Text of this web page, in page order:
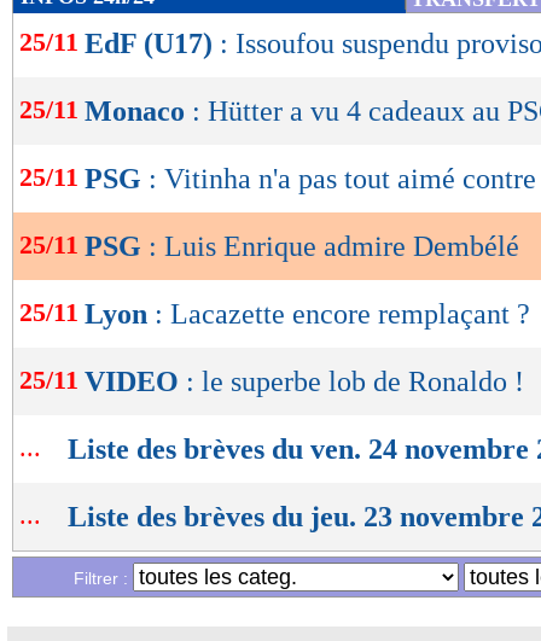
de
lecture
OK
25/11 EdF (U17) : Issoufou suspendu
25/11 Monaco : Hütter a vu 4 cadeaux au
25/11 PSG : Vitinha n'a pas tout aimé
25/11 PSG : Luis Enrique admire Dembélé
25/11 Lyon : Lacazette encore remplaçant ?
25/11 VIDEO : le superbe lob de Ronaldo !
... Liste des brèves du ven. 24 novembre
... Liste des brèves du jeu. 23 novembre
Filtrer :